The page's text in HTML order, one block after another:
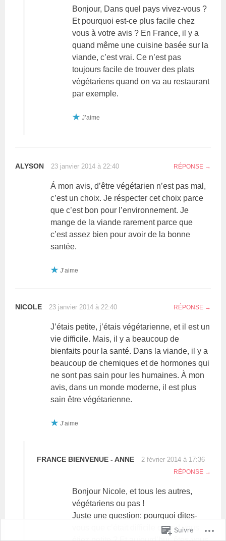
Bonjour, Dans quel pays vivez-vous ?
Et pourquoi est-ce plus facile chez
vous à votre avis ? En France, il y a
quand même une cuisine basée sur la
viande, c’est vrai. Ce n’est pas
toujours facile de trouver des plats
végétariens quand on va au restaurant
par exemple.
J’aime
ALYSON 23 janvier 2014 à 22:40 RÉPONSE
Á mon avis, d’être végétarien n’est pas mal,
c’est un choix. Je réspecter cet choix parce
que c’est bon pour l’environnement. Je
mange de la viande rarement parce que
c’est assez bien pour avoir de la bonne
santée.
J’aime
NICOLE 23 janvier 2014 à 22:40 RÉPONSE
J’étais petite, j’étais végétarienne, et il est un
vie difficile. Mais, il y a beaucoup de
bienfaits pour la santé. Dans la viande, il y a
beaucoup de chemiques et de hormones qui
ne sont pas sain pour les humaines. À mon
avis, dans un monde moderne, il est plus
sain être végétarienne.
J’aime
FRANCE BIENVENUE - ANNE 2 février 2014 à 17:36
RÉPONSE
Bonjour Nicole, et tous les autres,
végétariens ou pas !
Juste une question: pourquoi dites-
vous que c’était difficile quand vous
Suivre